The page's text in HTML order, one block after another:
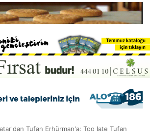
Tufan Erhürman'a: Too late Tufan